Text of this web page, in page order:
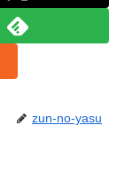
zun-no-yasu